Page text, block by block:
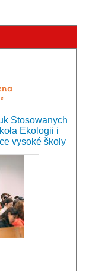
Stosowanych
Ekologii i
vysoké školy